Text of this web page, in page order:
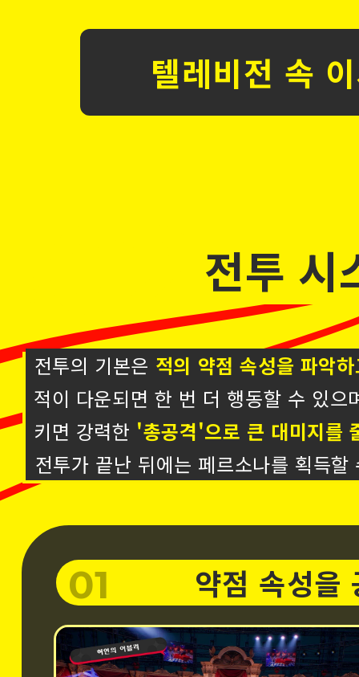
텔레비전 속
전투 시
전투의 기본은 적의 약점 속성을 파악
적이 다운되면 한 번 더 행동할 수 있으
키면 강력한 '총공격'으로 큰 대미지를
전투가 끝난 뒤에는 페르소나를 획득
01 약점 속성을
02 1 MORE로 추
03 강력한 총공
04 페르소나